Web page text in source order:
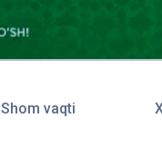
Shom vaqti